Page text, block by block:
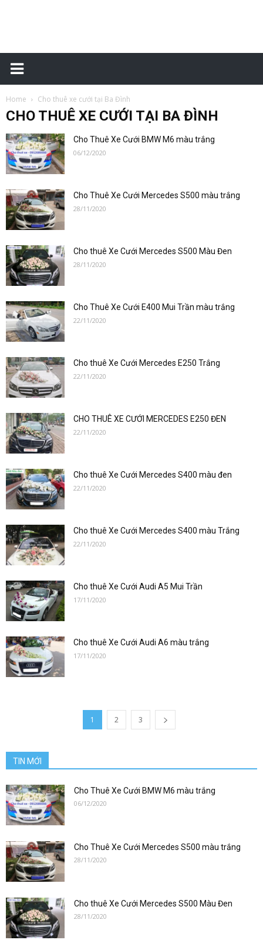
Đặt
Dat
xe
san
bay|
Home Cho thuê xe cưới tại Ba Đình
CHO THUÊ XE CƯỚI TẠI BA ĐÌNH
Cho Thuê Xe Cưới BMW M6 màu trắng
06/12/2020
Cho Thuê Xe Cưới Mercedes S500 màu trắng
28/11/2020
Cho thuê Xe Cưới Mercedes S500 Màu Đen
28/11/2020
Cho Thuê Xe Cưới E400 Mui Trần màu trắng
22/11/2020
Cho thuê Xe Cưới Mercedes E250 Trắng
22/11/2020
CHO THUÊ XE CƯỚI MERCEDES E250 ĐEN
22/11/2020
Cho thuê Xe Cưới Mercedes S400 màu đen
22/11/2020
Cho thuê Xe Cưới Mercedes S400 màu Trắng
22/11/2020
Cho thuê Xe Cưới Audi A5 Mui Trần
17/11/2020
Cho thuê Xe Cưới Audi A6 màu trắng
17/11/2020
1 2 3
TIN MỚI
Cho Thuê Xe Cưới BMW M6 màu trắng
06/12/2020
Cho Thuê Xe Cưới Mercedes S500 màu trắng
28/11/2020
Cho thuê Xe Cưới Mercedes S500 Màu Đen
28/11/2020